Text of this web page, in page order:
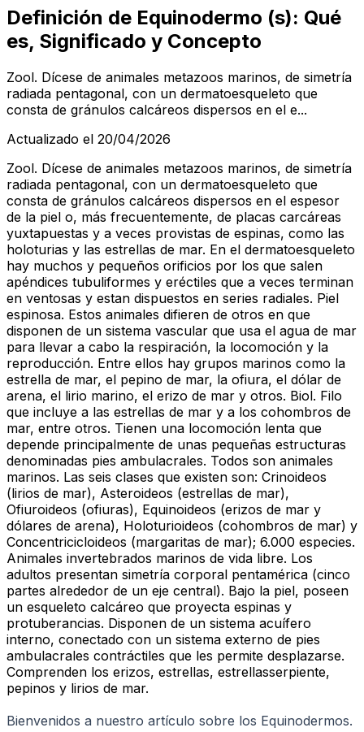
Definición de Equinodermo (s): Qué
es, Significado y Concepto
Zool. Dícese de animales metazoos marinos, de simetría
radiada pentagonal, con un dermatoesqueleto que
consta de gránulos calcáreos dispersos en el e...
Actualizado el 20/04/2026
Zool. Dícese de animales metazoos marinos, de simetría
radiada pentagonal, con un dermatoesqueleto que
consta de gránulos calcáreos dispersos en el espesor
de la piel o, más frecuentemente, de placas carcáreas
yuxtapuestas y a veces provistas de espinas, como las
holoturias y las estrellas de mar. En el dermatoesqueleto
hay muchos y pequeños orificios por los que salen
apéndices tubuliformes y eréctiles que a veces terminan
en ventosas y estan dispuestos en series radiales. Piel
espinosa. Estos animales difieren de otros en que
disponen de un sistema vascular que usa el agua de mar
para llevar a cabo la respiración, la locomoción y la
reproducción. Entre ellos hay grupos marinos como la
estrella de mar, el pepino de mar, la ofiura, el dólar de
arena, el lirio marino, el erizo de mar y otros. Biol. Filo
que incluye a las estrellas de mar y a los cohombros de
mar, entre otros. Tienen una locomoción lenta que
depende principalmente de unas pequeñas estructuras
denominadas pies ambulacrales. Todos son animales
marinos. Las seis clases que existen son: Crinoideos
(lirios de mar), Asteroideos (estrellas de mar),
Ofiuroideos (ofiuras), Equinoideos (erizos de mar y
dólares de arena), Holoturioideos (cohombros de mar) y
Concentricicloideos (margaritas de mar); 6.000 especies.
Animales invertebrados marinos de vida libre. Los
adultos presentan simetría corporal pentamérica (cinco
partes alrededor de un eje central). Bajo la piel, poseen
un esqueleto calcáreo que proyecta espinas y
protuberancias. Disponen de un sistema acuífero
interno, conectado con un sistema externo de pies
ambulacrales contráctiles que les permite desplazarse.
Comprenden los erizos, estrellas, estrellasserpiente,
pepinos y lirios de mar.
Bienvenidos a nuestro artículo sobre los Equinodermos.